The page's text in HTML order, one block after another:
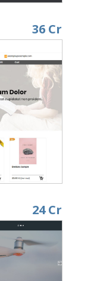
36 Cr
24 Cr